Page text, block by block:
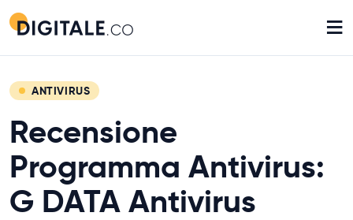
≡
ANTIVIRUS
Recensione
Programma Antivirus:
G DATA Antivirus